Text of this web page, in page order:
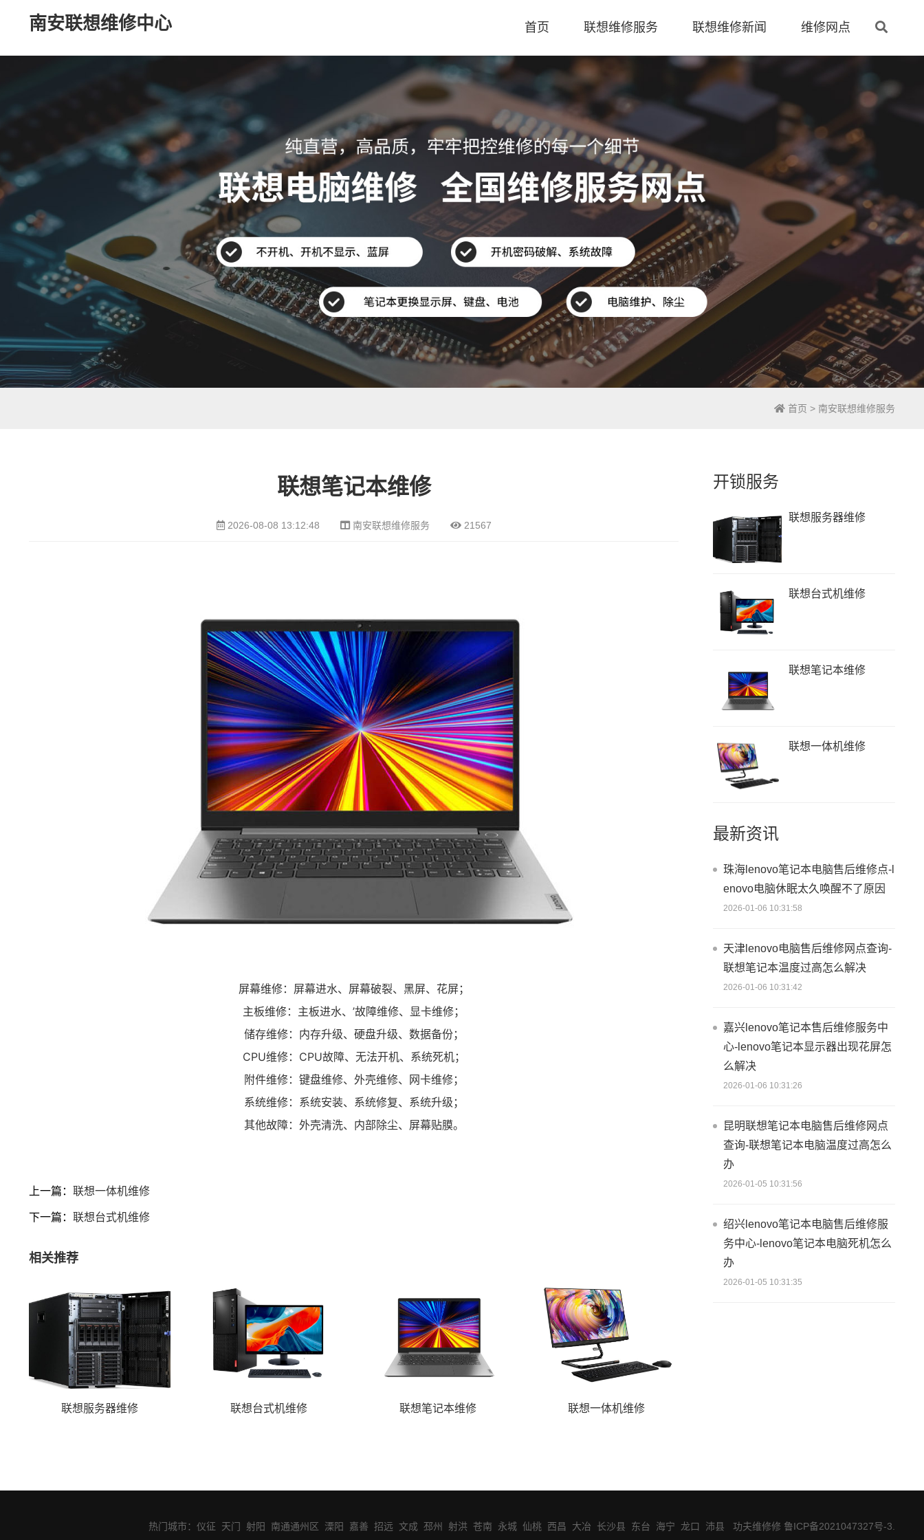
南安联想维修中心 首页 联想维修服务 联想维修新闻 维修网点
首页 > 南安联想维修服务
联想笔记本维修
2026-08-08 13:12:48 南安联想维修服务 21567
屏幕维修：屏幕进水、屏幕破裂、黑屏、花屏；
主板维修：主板进水、’故障维修、显卡维修；
储存维修：内存升级、硬盘升级、数据备份；
CPU维修：CPU故障、无法开机、系统死机；
附件维修：键盘维修、外壳维修、网卡维修；
系统维修：系统安装、系统修复、系统升级；
其他故障：外壳清洗、内部除尘、屏幕贴膜。
上一篇： 联想一体机维修
下一篇： 联想台式机维修
相关推荐
联想服务器维修 联想台式机维修 联想笔记本维修 联想一体机维修
开锁服务
联想服务器维修
联想台式机维修
联想笔记本维修
联想一体机维修
最新资讯
珠海lenovo笔记本电脑售后维修点-l
enovo电脑休眠太久唤醒不了原因
2026-01-06 10:31:58
天津lenovo电脑售后维修网点查询-
联想笔记本温度过高怎么解决
2026-01-06 10:31:42
嘉兴lenovo笔记本售后维修服务中
心-lenovo笔记本显示器出现花屏怎
么解决
2026-01-06 10:31:26
昆明联想笔记本电脑售后维修网点
查询-联想笔记本电脑温度过高怎么
办
2026-01-05 10:31:56
绍兴lenovo笔记本电脑售后维修服
务中心-lenovo笔记本电脑死机怎么
办
2026-01-05 10:31:35
热门城市： 仪征 天门 射阳 南通通州区 溧阳 嘉善 招远 文成 邳州 射洪 苍南 永城 仙桃 西昌 大冶 长沙县 东台 海宁 龙口 沛县 功夫维修修 鲁ICP备2021047327号-3